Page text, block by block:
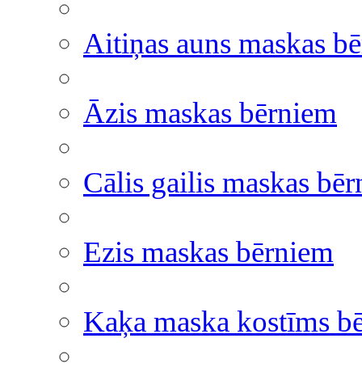
Aitiņas auns maskas
Āzis maskas bērniem
Cālis gailis maskas
Ezis maskas bērniem
Kaķa maska kostīms